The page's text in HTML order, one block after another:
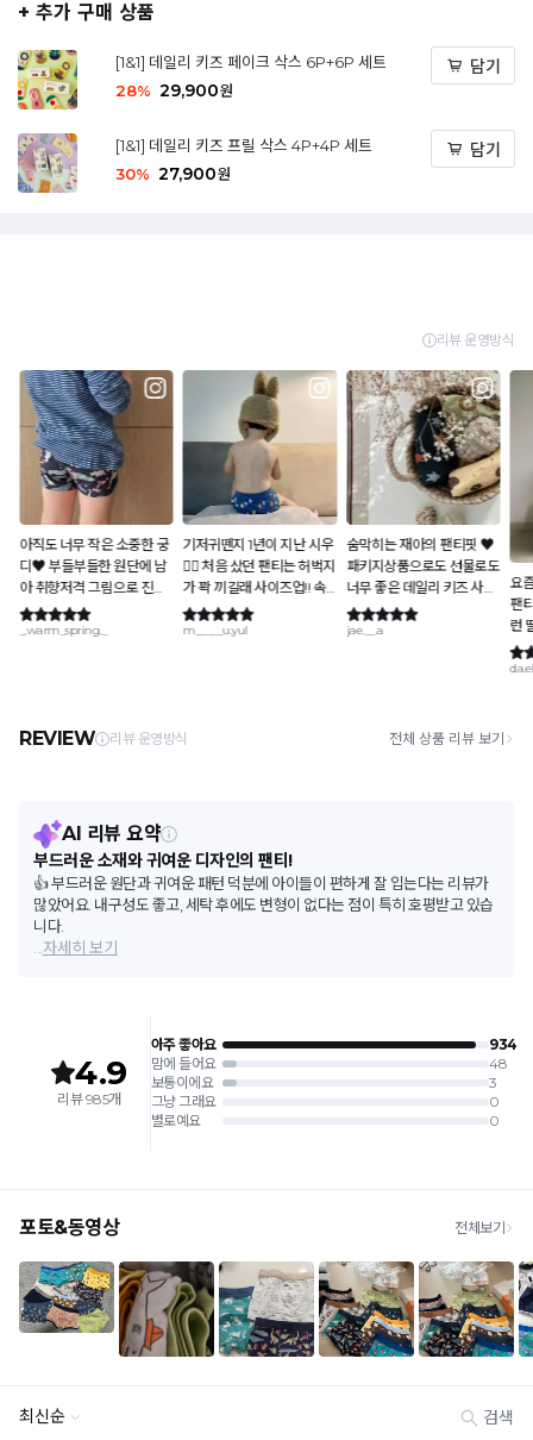
+ 추가 구매 상품
[1&1] 데일리 키즈 페이크 삭스 6P+6P 세트
28% 29,900원
담기
[1&1] 데일리 키즈 프릴 삭스 4P+4P 세트
30% 27,900원
담기